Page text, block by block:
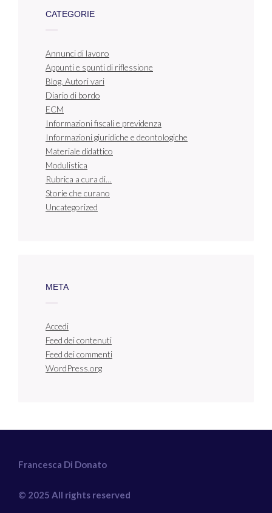
CATEGORIE
Annunci di lavoro
Appunti e spunti di riflessione
Blog. Autori vari
Diario di bordo
ECM
Informazioni fiscali e previdenza
Informazioni giuridiche e deontologiche
Materiale didattico
Modulistica
Rubrica a cura di…
Storie che curano
Uncategorized
META
Accedi
Feed dei contenuti
Feed dei commenti
WordPress.org
Francesca Di Donato
© 2025 All rights reserved